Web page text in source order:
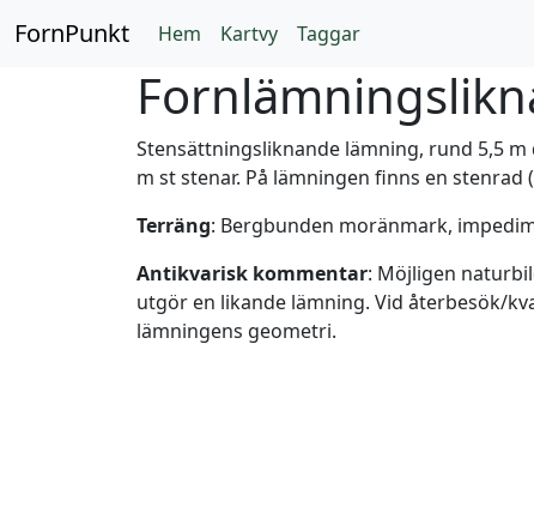
FornPunkt Hem Kartvy Taggar
Stensättningsliknande lämning, rund 5,5 m
m st stenar. På lämningen finns en stenrad
Terräng: Bergbunden moränmark,
Antikvarisk kommentar: Möjligen
utgör en likande lämning. Vid återbesök/
lämningens geometri.